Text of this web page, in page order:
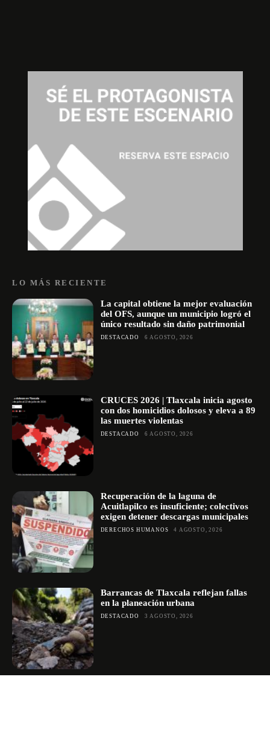
LO MÁS RECIENTE
La capital obtiene la mejor evaluación
del OFS, aunque un municipio logró el
único resultado sin daño patrimonial
DESTACADO 6 AGOSTO, 2026
CRUCES 2026 | Tlaxcala inicia agosto
con dos homicidios dolosos y eleva a 89
las muertes violentas
DESTACADO 6 AGOSTO, 2026
Recuperación de la laguna de
Acuitlapilco es insuficiente; colectivos
exigen detener descargas municipales
DERECHOS HUMANOS 4 AGOSTO, 2026
Barrancas de Tlaxcala reflejan fallas
en la planeación urbana
DESTACADO 3 AGOSTO, 2026